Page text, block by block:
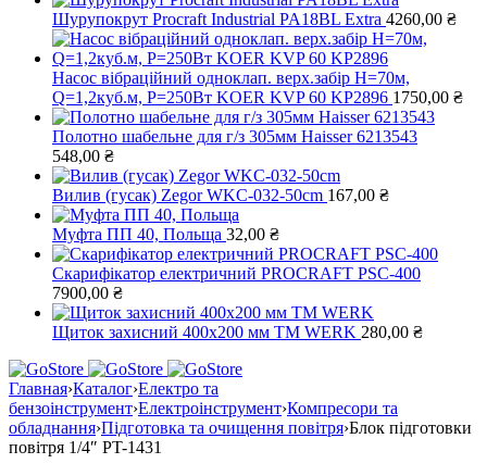
Шурупокрут Procraft Industrial PA18BL Extra 4260,00 ₴
Насос вібраційний одноклап. верх.забір Н=70м,
Q=1,2куб.м, Р=250Вт KOER KVP 60 KP2896 1750,00 ₴
Полотно шабельне для г/з 305мм Haisser 6213543
548,00 ₴
Вилив (гусак) Zegor WKC-032-50cm 167,00 ₴
Муфта ПП 40, Польща 32,00 ₴
Скарифікатор електричний PROCRAFT PSC-400
7900,00 ₴
Щиток захисний 400х200 мм ТМ WERK 280,00 ₴
Главная›Каталог›Електро та
бензоінструмент›Електроінструмент›Компресори та
обладнання›Підготовка та очищення повітря›Блок підготовки
повітря 1/4″ PT-1431